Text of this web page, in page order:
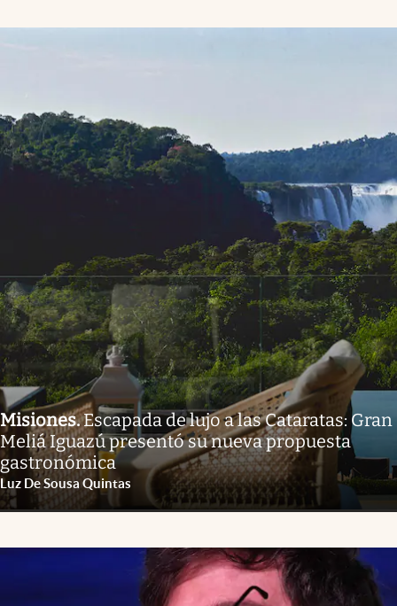
Misiones.Escapada de lujo a las Cataratas: Gran
Meliá Iguazú presentó su nueva propuesta
gastronómica
Luz De Sousa Quintas